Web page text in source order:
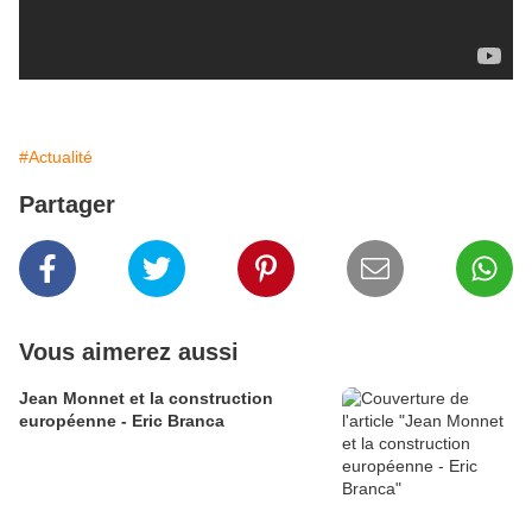
#Actualité
Partager
Vous aimerez aussi
Jean Monnet et la construction
européenne - Eric Branca